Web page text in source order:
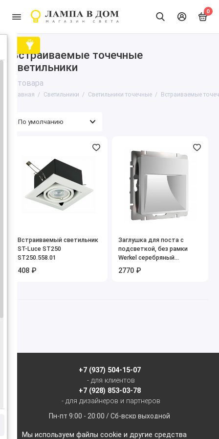
0
Встраиваемые точечные
светильники
2 товара
Главная Светильники Светильники точечные Встраиваемые
Встраиваемый светильник
ST-Luce ST250
ST250.558.01
408 ₽
Заглушка для поста с
подсветкой, без рамки
Werkel серебряный
матовый W1154165
2770 ₽
Мы используем файлы cookie и другие средства
+7 (937) 504-15-07
- для клиентов
+7 (928) 853-03-78
- для дизайнеров и партнеров
Пн-пт 9:00 - 20:00 / Сб-вскр выходной